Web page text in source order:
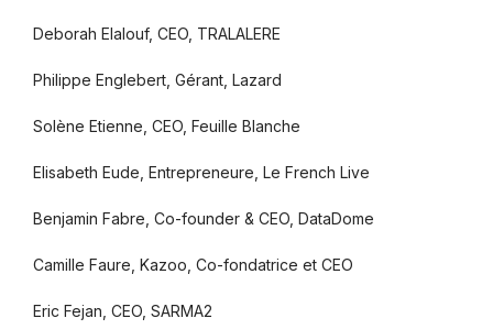
Deborah Elalouf, CEO, TRALALERE
Philippe Englebert, Gérant, Lazard
Solène Etienne, CEO, Feuille Blanche
Elisabeth Eude, Entrepreneure, Le French Live
Benjamin Fabre, Co-founder & CEO, DataDome
Camille Faure, Kazoo, Co-fondatrice et CEO
Eric Fejan, CEO, SARMA2